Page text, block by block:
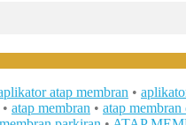
atap membran •
• atap membran • atap membran